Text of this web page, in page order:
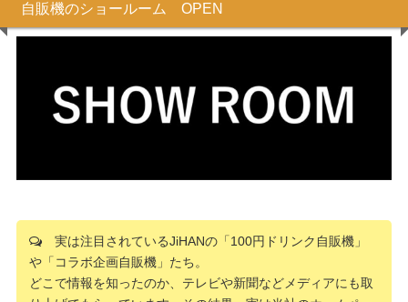
自販機のショールーム OPEN
実は注目されているJiHANの「100円ドリンク自販機」
や「コラボ企画自販機」たち。
どこで情報を知ったのか、テレビや新聞などメディアにも取